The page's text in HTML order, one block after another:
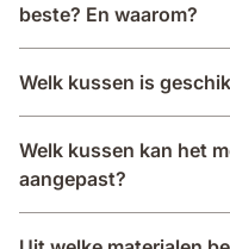
beste? En waarom?
Welk kussen is
Welk kussen kan het
aangepast?